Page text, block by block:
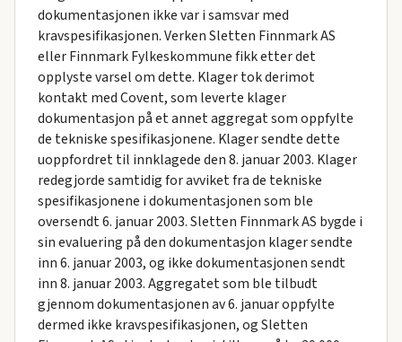
dokumentasjonen ikke var i samsvar med
kravspesifikasjonen. Verken Sletten Finnmark AS
eller Finnmark Fylkeskommune fikk etter det
opplyste varsel om dette. Klager tok derimot
kontakt med Covent, som leverte klager
dokumentasjon på et annet aggregat som oppfylte
de tekniske spesifikasjonene. Klager sendte dette
uoppfordret til innklagede den 8. januar 2003. Klager
redegjorde samtidig for avviket fra de tekniske
spesifikasjonene i dokumentasjonen som ble
oversendt 6. januar 2003. Sletten Finnmark AS bygde i
sin evaluering på den dokumentasjon klager sendte
inn 6. januar 2003, og ikke dokumentasjonen sendt
inn 8. januar 2003. Aggregatet som ble tilbudt
gjennom dokumentasjonen av 6. januar oppfylte
dermed ikke kravspesifikasjonen, og Sletten